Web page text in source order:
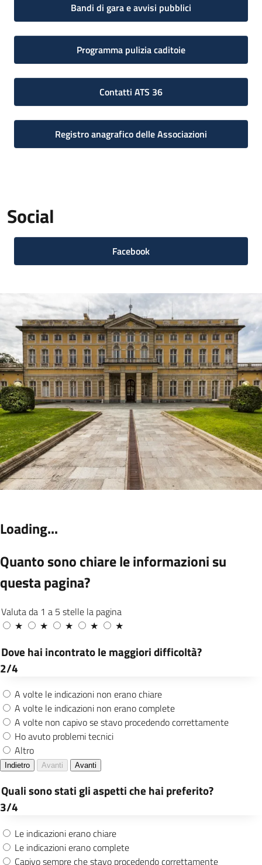
Bandi di gara e avvisi pubblici
Programma pulizia caditoie
Contatti ATS 36
Registro anagrafico delle Associazioni
Social
Facebook